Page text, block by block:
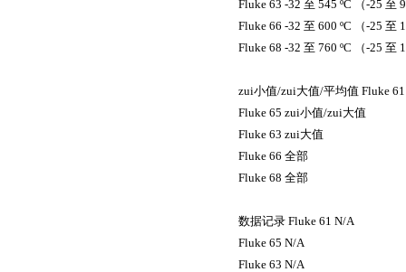
Fluke 63 -32 至 545 ºC （-25 至
Fluke 66 -32 至 600 ºC （-25 至
Fluke 68 -32 至 760 ºC （-25 至
zui小值/zui大值/平均值 Fluke
Fluke 65 zui小值/zui大值
Fluke 63 zui大值
Fluke 66 全部
Fluke 68 全部
数据记录 Fluke 61 N/A
Fluke 65 N/A
Fluke 63 N/A